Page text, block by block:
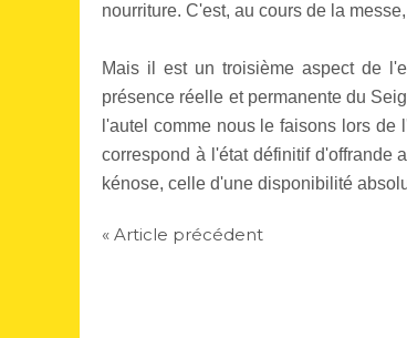
nourriture. C'est, au cours de la
Mais il est un troisième aspect de
présence réelle et permanente du
l'autel comme nous le faisons lors
correspond à l'état définitif
kénose, celle d'une disponibilité
« Article précédent